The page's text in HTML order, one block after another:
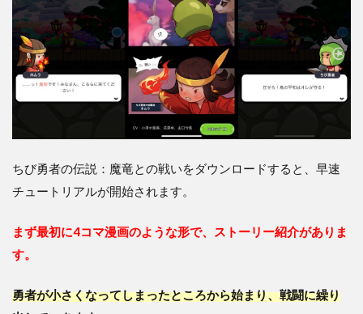
が可
愛い
3
ちび
勇者
との
の評
価
4
勇者
説：
ちび勇者の伝説：魔竜との戦いをダウンロードすると、早速
チュートリアルが開始されます。
まず最初に4コマ漫画のような形で、ストーリー紹介がありま
す。
勇者が小さくなってしまったところから始まり、戦闘に繰り